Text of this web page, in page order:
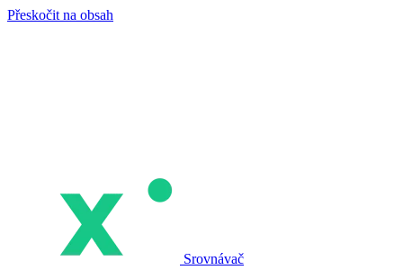
Přeskočit na obsah
Srovnávač